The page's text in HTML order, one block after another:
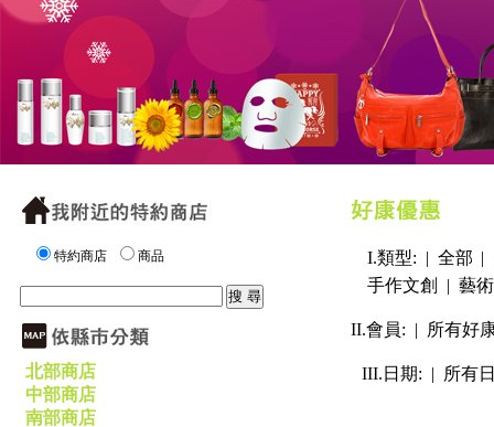
特約商店 商品
北部商店
中部商店
南部商店
I.類型: | 全部 |
手作文創
| 藝
II.會員: | 所有好
III.日期: | 所有